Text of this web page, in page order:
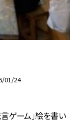
01/24
ゲーム」絵を書い